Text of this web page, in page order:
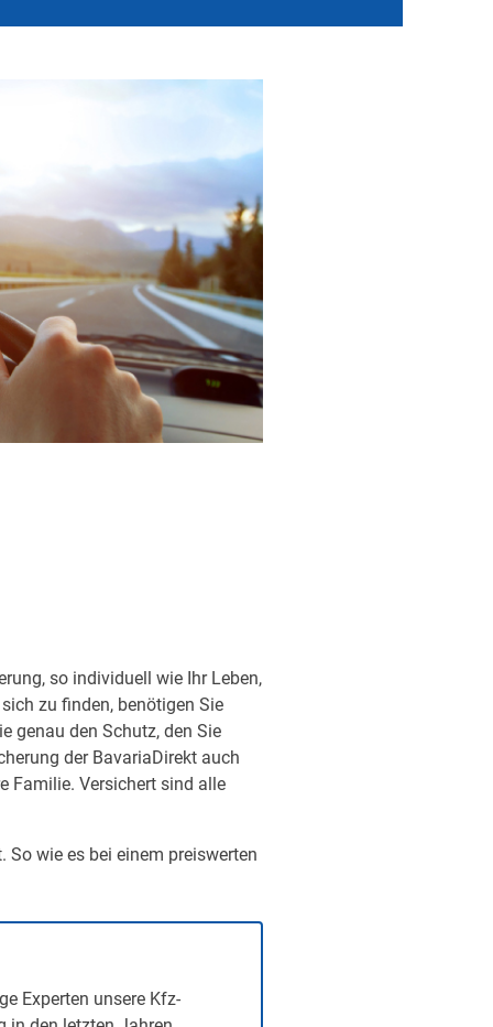
so individuell wie Ihr Leben,
zu finden, benötigen Sie
genau den Schutz, den Sie
der BavariaDirekt auch
Familie. Versichert sind alle
So wie es bei einem preiswerten
Experten unsere Kfz-